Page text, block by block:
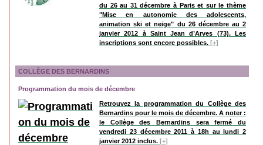
du 26 au 31 décembre à Paris et sur le thème
"Mise en autonomie des adolescents,
animation ski et neige" du 26 décembre au 2
janvier 2012 à Saint Jean d’Arves (73). Les
inscriptions sont encore possibles. [+]
COLLÈGE DES BERNARDINS
Programmation du mois de décembre
Retrouvez la programmation du Collège des
Bernardins pour le mois de décembre. A noter :
le Collège des Bernardins sera fermé du
vendredi 23 décembre 2011 à 18h au lundi 2
janvier 2012 inclus. [+]